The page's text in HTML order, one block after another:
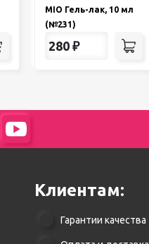
MIO Гель-лак, 10 мл
(№231)
280 ₽
Клиентам:
Гарантии качества